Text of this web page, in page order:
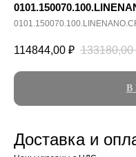
114844,00 ₽ 133180,00
В
Доставка и